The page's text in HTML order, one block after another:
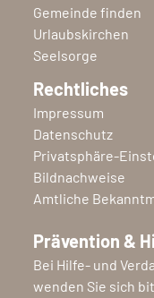
Gemeinde finden
Urlaubskirchen
Seelsorge
Rechtliches
Impressum
Datenschutz
Privatsphäre-
Bildnachweise
Amtliche
Prävention &
Bei Hilfe- und
wenden Sie sich